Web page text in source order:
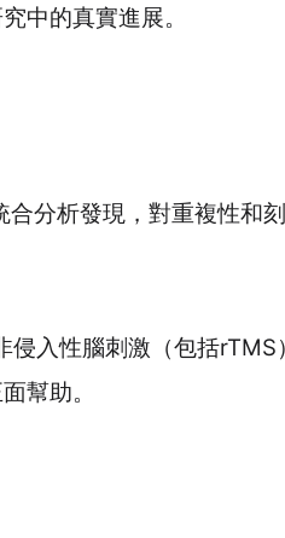
中的真實進展。
合分析發現，對重複性和
侵入性腦刺激（包括rTMS
幫助。